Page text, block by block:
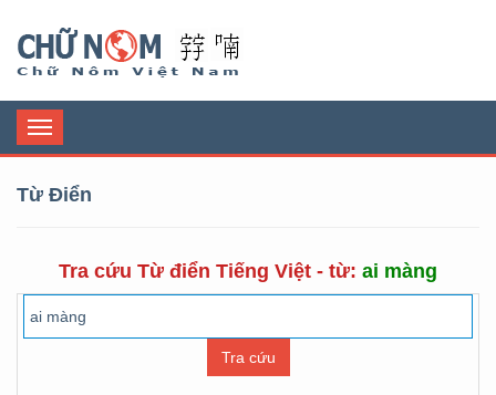
Toggle
navigation
Từ Điển
Tra cứu Từ điển Tiếng Việt - từ: ai màng